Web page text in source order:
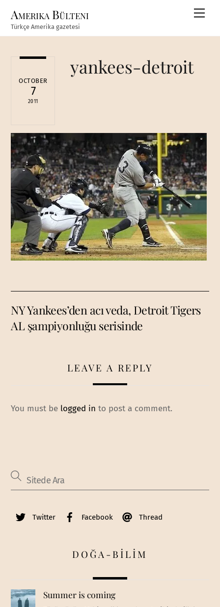
content
Amerika Bülteni
Türkçe Amerika gazetesi
OCTOBER
7
2011
yankees-detroit
NY Yankees’den acı veda, Detroit Tigers
AL şampiyonluğu serisinde
LEAVE A REPLY
You must be logged in to post a comment.
Twitter Facebook Thread
DOĞA-BİLİM
Summer is coming